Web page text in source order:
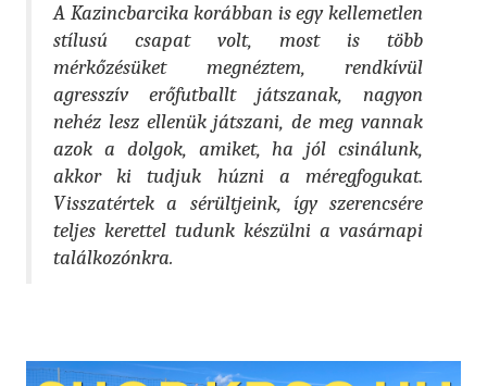
A Kazincbarcika korábban is egy kellemetlen
stílusú csapat volt, most is több
mérkőzésüket megnéztem, rendkívül
agresszív erőfutballt játszanak, nagyon
nehéz lesz ellenük játszani, de meg vannak
azok a dolgok, amiket, ha jól csinálunk,
akkor ki tudjuk húzni a méregfogukat.
Visszatértek a sérültjeink, így szerencsére
teljes kerettel tudunk készülni a vasárnapi
találkozónkra.